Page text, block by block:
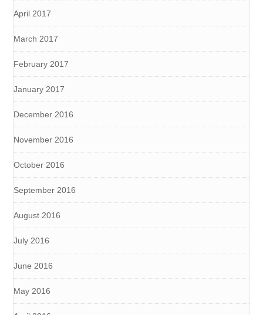
April 2017
March 2017
February 2017
January 2017
December 2016
November 2016
October 2016
September 2016
August 2016
July 2016
June 2016
May 2016